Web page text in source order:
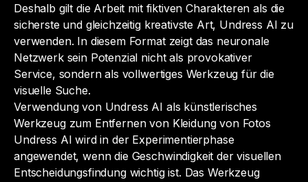
Deshalb gilt die Arbeit mit fiktiven Charakteren als die
sicherste und gleichzeitig kreativste Art, Undress AI zu
verwenden. In diesem Format zeigt das neuronale
Netzwerk sein Potenzial nicht als provokativer
Service, sondern als vollwertiges Werkzeug für die
visuelle Suche.
Verwendung von Undress AI als künstlerisches
Werkzeug zum Entfernen von Kleidung von Fotos
Undress AI wird in der Experimentierphase
angewendet, wenn die Geschwindigkeit der visuellen
Entscheidungsfindung wichtig ist. Das Werkzeug